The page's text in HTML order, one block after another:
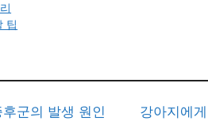
팁
후군의 발생 원인
강아지에